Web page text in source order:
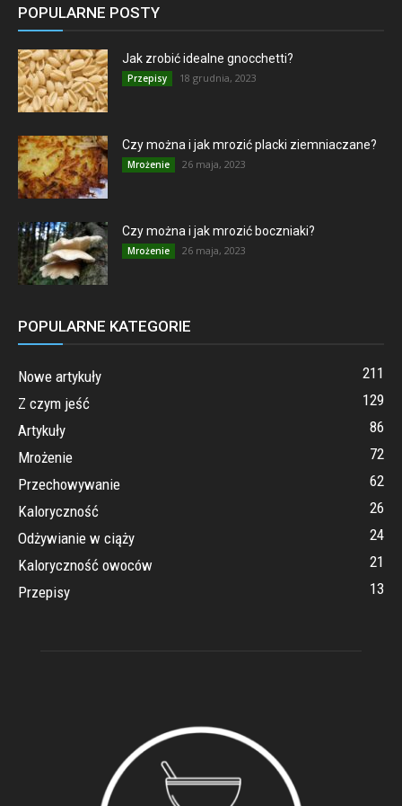
POPULARNE POSTY
Jak zrobić idealne gnocchetti?
Przepisy 18 grudnia, 2023
Czy można i jak mrozić placki ziemniaczane?
Mrożenie 26 maja, 2023
Czy można i jak mrozić boczniaki?
Mrożenie 26 maja, 2023
POPULARNE KATEGORIE
Nowe artykuły
211
Z czym jeść
129
Artykuły
86
Mrożenie
72
Przechowywanie
62
Kaloryczność
26
Odżywianie w ciąży
24
Kaloryczność owoców
21
Przepisy
13